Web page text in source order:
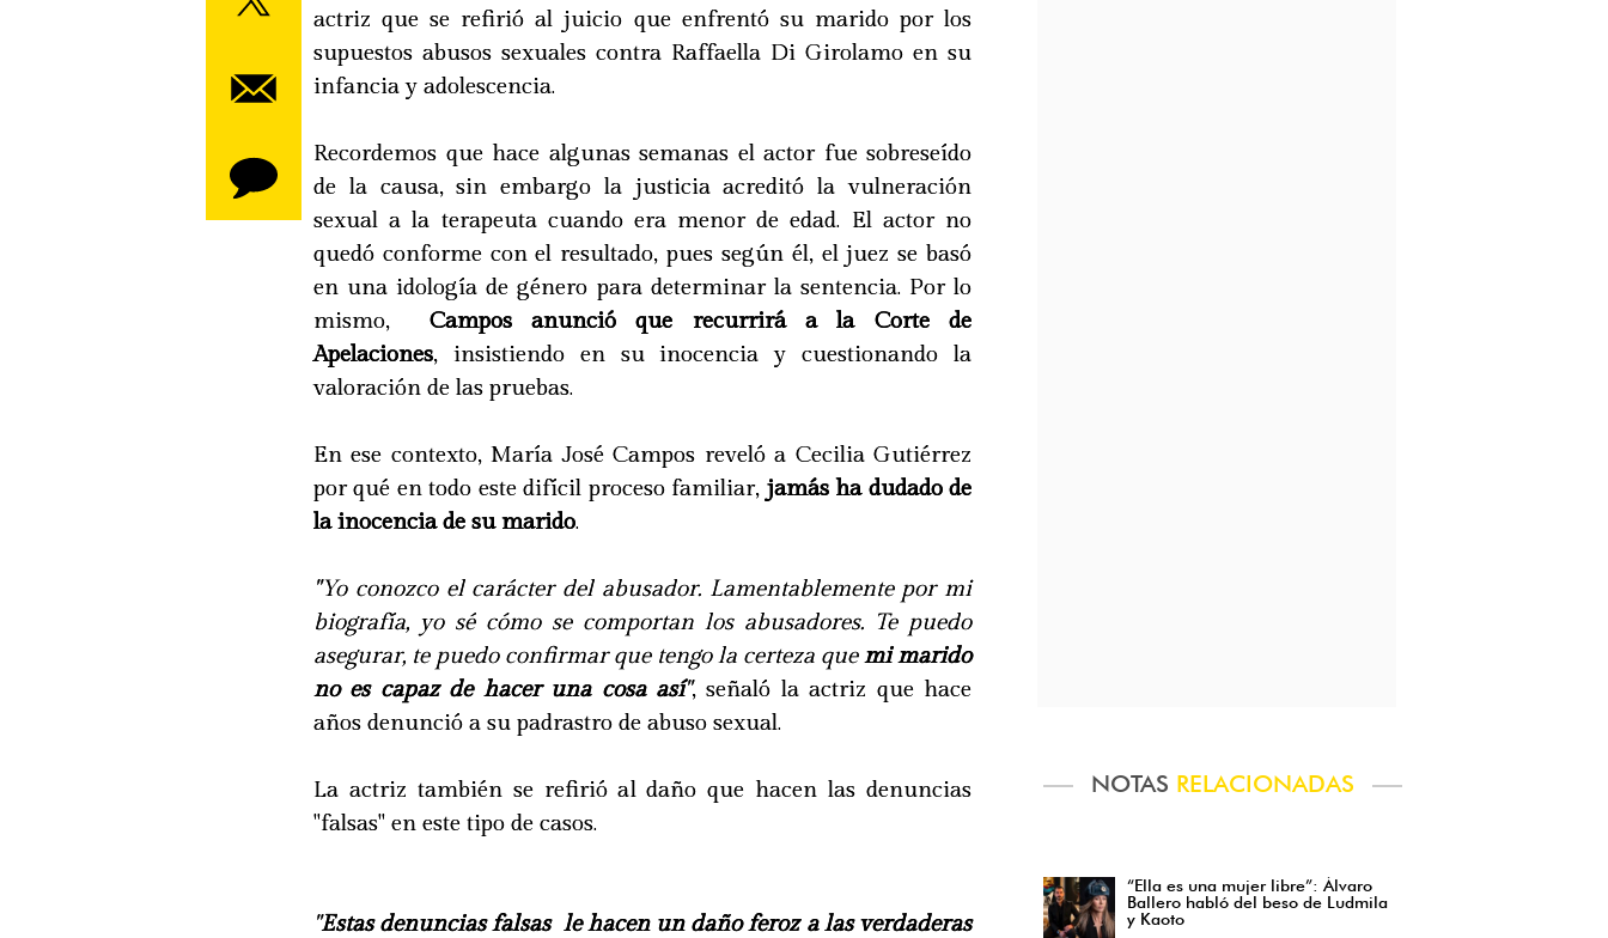
NOTAS RELACIONADAS
“Ella es una mujer libre”: Álvaro
Ballero habló del beso de Ludmila
y Kaoto
actriz que se refirió al juicio que enfrentó su marido por los
supuestos abusos sexuales contra Raffaella Di Girolamo en su
infancia y adolescencia.
Recordemos que hace algunas semanas el actor fue sobreseído
de la causa, sin embargo la justicia acreditó la vulneración
sexual a la terapeuta cuando era menor de edad. El actor no
quedó conforme con el resultado, pues según él, el juez se basó
en una idología de género para determinar la sentencia. Por lo
mismo, Campos anunció que recurrirá a la Corte de
Apelaciones, insistiendo en su inocencia y cuestionando la
valoración de las pruebas.
En ese contexto, María José Campos reveló a Cecilia Gutiérrez
por qué en todo este difícil proceso familiar, jamás ha dudado de
la inocencia de su marido.
"Yo conozco el carácter del abusador. Lamentablemente por mi
biografía, yo sé cómo se comportan los abusadores. Te puedo
asegurar, te puedo confirmar que tengo la certeza quemi marido
no es capaz de hacer una cosa así", señaló la actriz que hace
años denunció a su padrastro de abuso sexual.
La actriz también se refirió al daño que hacen las denuncias
"falsas" en este tipo de casos.
"Estas denuncias falsas le hacen un daño feroz a las verdaderas